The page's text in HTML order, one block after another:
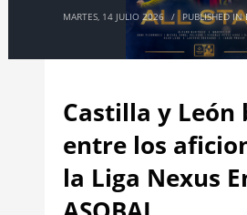
MARTES, 14 JULIO 2026 / PUBLISHED IN
Castilla y León
entre los
la Liga Nexus